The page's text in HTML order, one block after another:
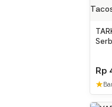
Rp
★